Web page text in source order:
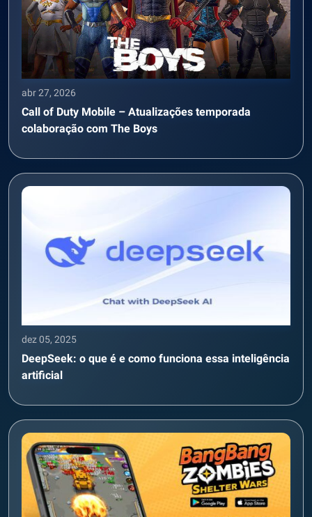
abr 27, 2026
Call of Duty Mobile – Atualizações temporada
colaboração com The Boys
dez 05, 2025
DeepSeek: o que é e como funciona essa inteligência
artificial